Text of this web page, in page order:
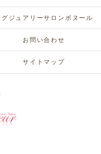
グジュアリーサロンボヌール
お問い合わせ
サイトマップ